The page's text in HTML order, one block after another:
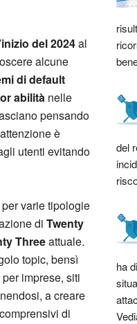
del 2024al
alcune
di default
abilità nelle
pensando
è
utenti evitando
varie tipologie
di Twenty
Threeattuale.
topic, bensì
imprese, siti
a creare
comprensivi di
del
ha